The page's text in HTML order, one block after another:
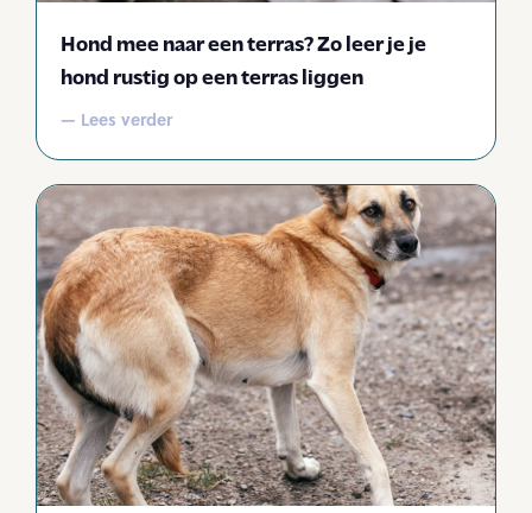
Hond mee naar een terras? Zo leer je je
hond rustig op een terras liggen
— Lees verder